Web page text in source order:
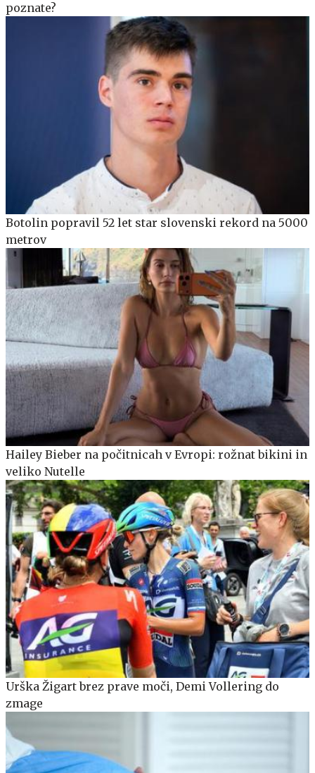
poznate?
Botolin popravil 52 let star slovenski rekord na 5000
metrov
Hailey Bieber na počitnicah v Evropi: rožnat bikini in
veliko Nutelle
Urška Žigart brez prave moči, Demi Vollering do
zmage